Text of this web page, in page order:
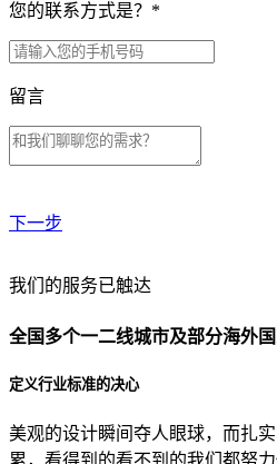
您的联系方式是？ *
留言
下一步
贵公司预算范围是？
贵公司的团队规模是？
目前主要的营销渠道是？
我们的服务已触达
全国多个一二线城市及部分海外
定义行业标准的决心
美观的设计瞬间夺人眼球，而扎
累，看得到的看不到的我们都努力